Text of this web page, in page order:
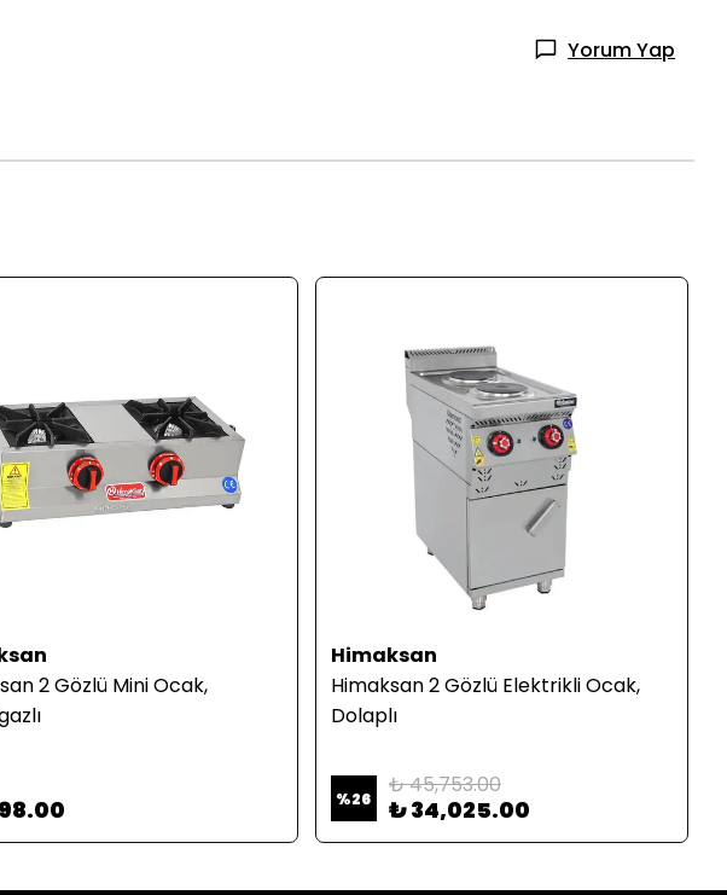
Yorum Yap
2 Gözlü Mini Ocak,
Himaksan
Himaksan 2 Gözlü Elektrikli Ocak,
Dolaplı
%26 ₺ 45,753.00
₺ 34,025.00